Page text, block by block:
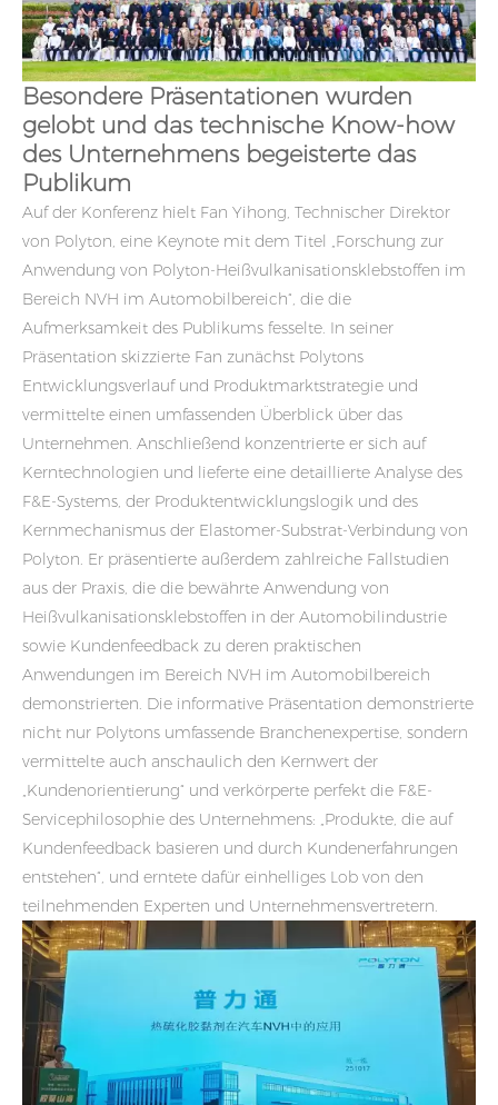
Besondere Präsentationen wurden
gelobt und das technische Know-how
des Unternehmens begeisterte das
Publikum
Auf der Konferenz hielt Fan Yihong, Technischer Direktor
von Polyton, eine Keynote mit dem Titel „Forschung zur
Anwendung von Polyton-Heißvulkanisationsklebstoffen im
Bereich NVH im Automobilbereich“, die die
Aufmerksamkeit des Publikums fesselte. In seiner
Präsentation skizzierte Fan zunächst Polytons
Entwicklungsverlauf und Produktmarktstrategie und
vermittelte einen umfassenden Überblick über das
Unternehmen. Anschließend konzentrierte er sich auf
Kerntechnologien und lieferte eine detaillierte Analyse des
F&E-Systems, der Produktentwicklungslogik und des
Kernmechanismus der Elastomer-Substrat-Verbindung von
Polyton. Er präsentierte außerdem zahlreiche Fallstudien
aus der Praxis, die die bewährte Anwendung von
Heißvulkanisationsklebstoffen in der Automobilindustrie
sowie Kundenfeedback zu deren praktischen
Anwendungen im Bereich NVH im Automobilbereich
demonstrierten. Die informative Präsentation demonstrierte
nicht nur Polytons umfassende Branchenexpertise, sondern
vermittelte auch anschaulich den Kernwert der
„Kundenorientierung“ und verkörperte perfekt die F&E-
Servicephilosophie des Unternehmens: „Produkte, die auf
Kundenfeedback basieren und durch Kundenerfahrungen
entstehen“, und erntete dafür einhelliges Lob von den
teilnehmenden Experten und Unternehmensvertretern.